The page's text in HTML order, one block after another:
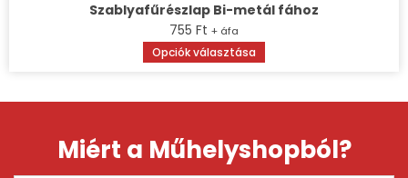
Szablyafűrészlap Bi-metál fához
755 Ft + áfa
Opciók választása
Miért a Műhelyshopból?